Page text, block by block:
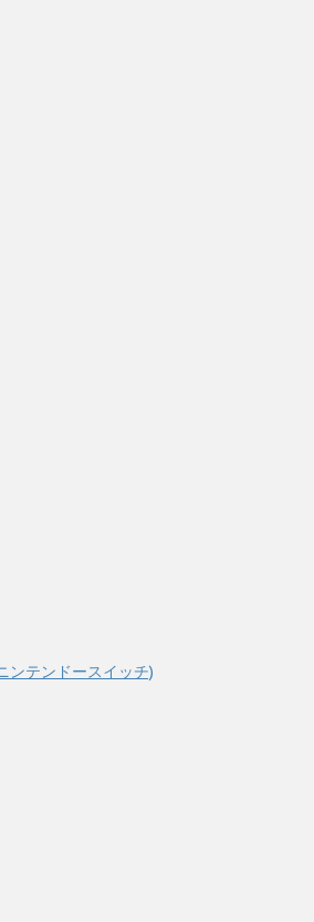
テンドースイッチ)